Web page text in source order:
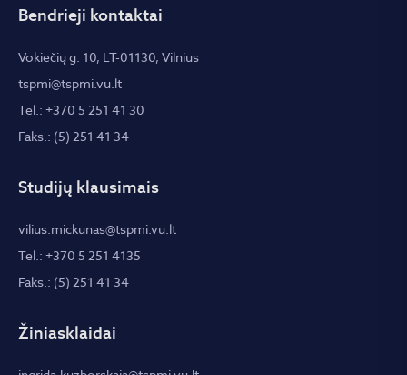
Bendrieji kontaktai
Vokiečių g. 10, LT-01130, Vilnius
tspmi@tspmi.vu.lt
Tel.: +370 5 251 41 30
Faks.: (5) 251 41 34
Studijų klausimais
vilius.mickunas@tspmi.vu.lt
Tel.: +370 5 251 4135
Faks.: (5) 251 41 34
Žiniasklaidai